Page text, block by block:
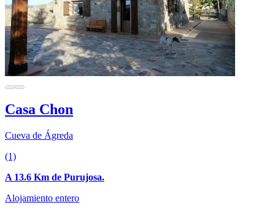
Casa Chon
Cueva de Ágreda
(1)
A 13.6 Km de Purujosa.
Alojamiento entero